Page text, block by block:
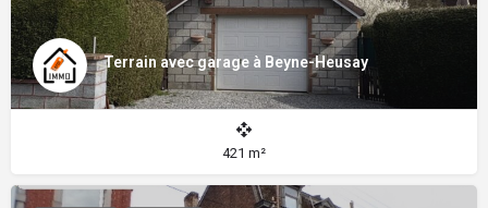
Terrain avec garage à Beyne-Heusay
421 m²